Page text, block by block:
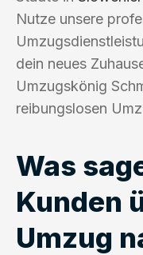
Nutze unsere
dein neues
Umzugskönig
reibungslosen
Was
Kunden
Umzug